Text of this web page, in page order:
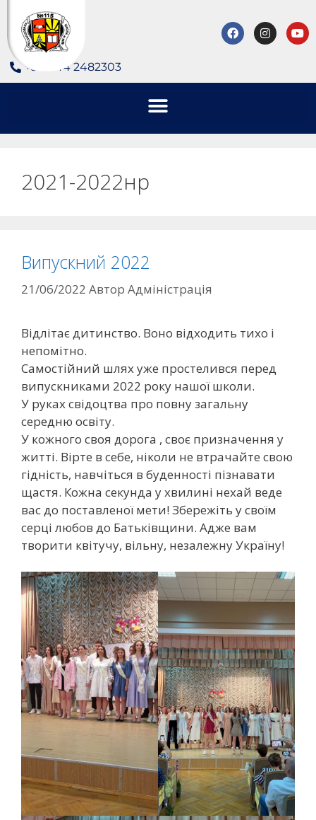
+380 44 2482303
2021-2022нр
Випускний 2022
21/06/2022 Автор Адміністрація
Відлітає дитинство. Воно відходить тихо і
непомітно.
Самостійний шлях уже простелився перед
випускниками 2022 року нашої школи.
У руках свідоцтва про повну загальну
середню освіту.
У кожного своя дорога , своє призначення у
житті. Вірте в себе, ніколи не втрачайте свою
гідність, навчіться в буденності пізнавати
щастя. Кожна секунда у хвилині нехай веде
вас до поставленої мети! Збережіть у своїм
серці любов до Батьківщини. Адже вам
творити квітучу, вільну, незалежну Україну!